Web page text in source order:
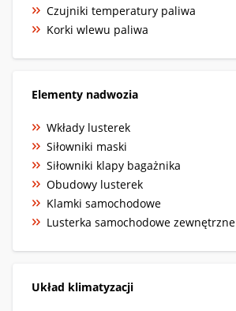
Czujniki temperatury paliwa
Korki wlewu paliwa
Elementy nadwozia
Wkłady lusterek
Siłowniki maski
Siłowniki klapy bagażnika
Obudowy lusterek
Klamki samochodowe
Lusterka samochodowe zewnętrzne
Układ klimatyzacji